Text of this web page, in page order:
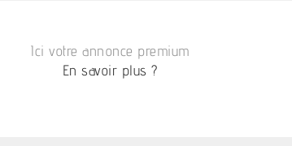
Ici votre annonce premium
En savoir plus ?